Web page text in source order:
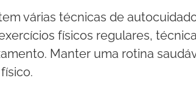
várias técnicas de
físicos regulares,
Manter uma rotina